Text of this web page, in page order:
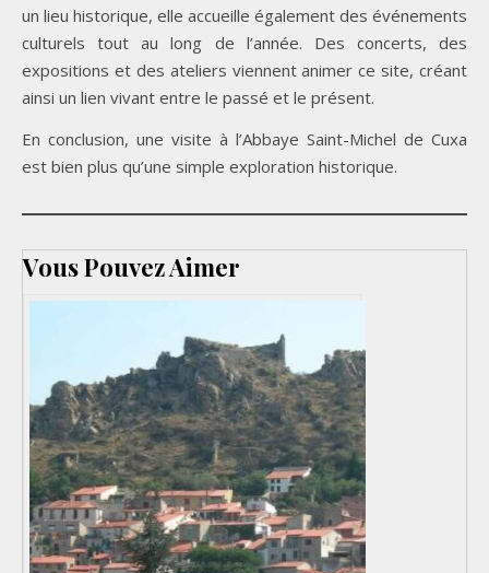
un lieu historique, elle accueille également des événements
culturels tout au long de l’année. Des concerts, des
expositions et des ateliers viennent animer ce site, créant
ainsi un lien vivant entre le passé et le présent.
En conclusion, une visite à l’Abbaye Saint-Michel de Cuxa
est bien plus qu’une simple exploration historique.
Vous Pouvez Aimer